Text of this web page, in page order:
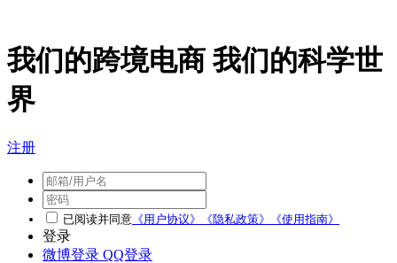
我们的跨境电商 我们的科学世
界
注册
已阅读并同意 《用户协议》 《隐私政策》 《使用指南》
登录
微博登录 QQ登录